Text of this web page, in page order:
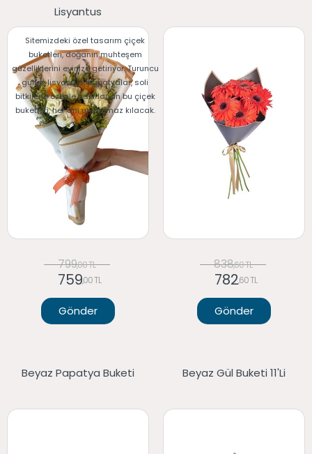
Lisyantus
Sitemizdeki özel tasarım çiçek
buketleri, doğanın muhteşem
güzelliklerini evinize getiriyor. Turuncu
güller, lisyantus, papatyalar, soli
bitkilerle özenle hazırlanan bu çiçek
buketleri, her anı unutulmaz kılacak.
799,00 TL
759,00 TL
Gönder
838,60 TL
782,60 TL
Gönder
Beyaz Papatya Buketi Beyaz Gül Buketi 11'li